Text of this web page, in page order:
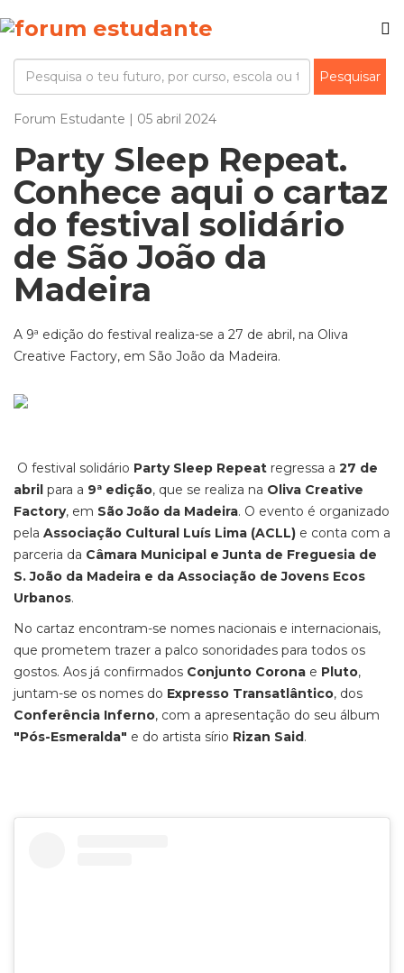
Forum Estudante | 05 abril 2024
Party Sleep Repeat.
Conhece aqui o cartaz
do festival solidário
de São João da
Madeira
A 9ª edição do festival realiza-se a 27 de abril, na Oliva
Creative Factory, em São João da Madeira.
O festival solidário Party Sleep Repeat regressa a 27 de
abril para a 9ª edição, que se realiza na Oliva Creative
Factory, em São João da Madeira. O evento é organizado
pela Associação Cultural Luís Lima (ACLL) e conta com a
parceria da Câmara Municipal e Junta de Freguesia de
S. João da Madeira e da Associação de Jovens Ecos
Urbanos.
No cartaz encontram-se nomes nacionais e internacionais,
que prometem trazer a palco sonoridades para todos os
gostos. Aos já confirmados Conjunto Corona e Pluto,
juntam-se os nomes do Expresso Transatlântico, dos
Conferência Inferno, com a apresentação do seu álbum
"Pós-Esmeralda" e do artista sírio Rizan Said.